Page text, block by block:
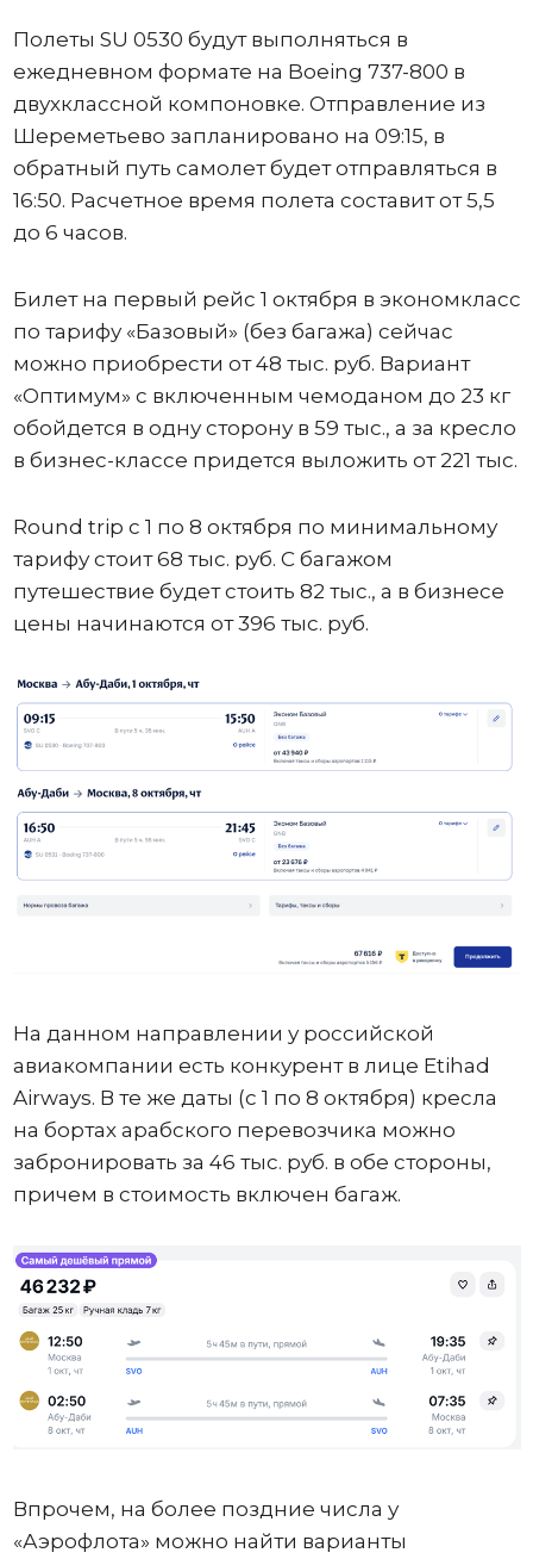
Полеты SU 0530 будут выполняться в
ежедневном формате на Boeing 737-800 в
двухклассной компоновке. Отправление из
Шереметьево запланировано на 09:15, в
обратный путь самолет будет отправляться в
16:50. Расчетное время полета составит от 5,5
до 6 часов.
Билет на первый рейс 1 октября в экономкласс
по тарифу «Базовый» (без багажа) сейчас
можно приобрести от 48 тыс. руб. Вариант
«Оптимум» с включенным чемоданом до 23 кг
обойдется в одну сторону в 59 тыс., а за кресло
в бизнес-классе придется выложить от 221 тыс.
Round trip с 1 по 8 октября по минимальному
тарифу стоит 68 тыс. руб. С багажом
путешествие будет стоить 82 тыс., а в бизнесе
цены начинаются от 396 тыс. руб.
На данном направлении у российской
авиакомпании есть конкурент в лице Etihad
Airways. В те же даты (с 1 по 8 октября) кресла
на бортах арабского перевозчика можно
забронировать за 46 тыс. руб. в обе стороны,
причем в стоимость включен багаж.
Впрочем, на более поздние числа у
«Аэрофлота» можно найти варианты